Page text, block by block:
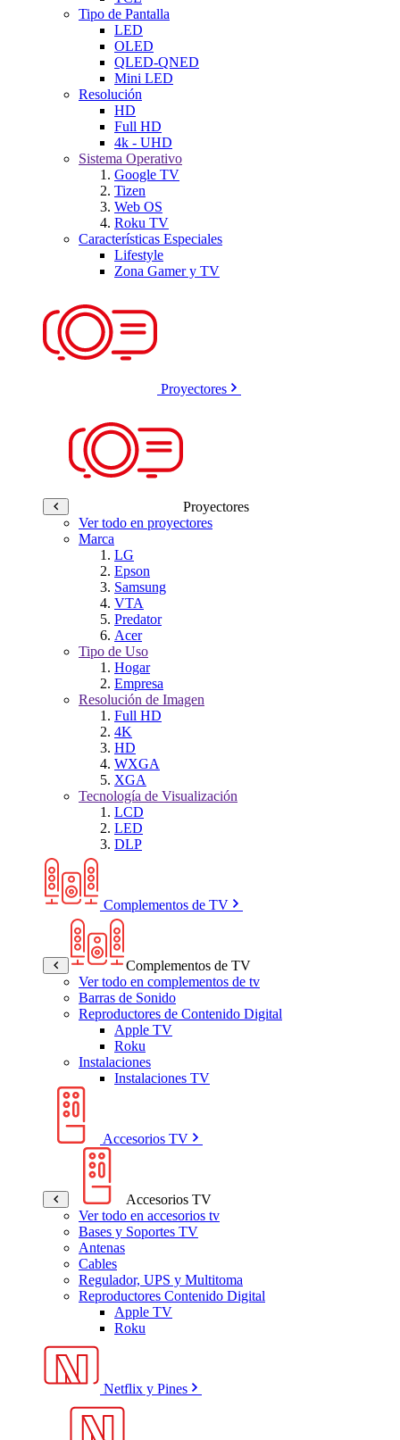
Tipo de Pantalla
LED
OLED
QLED-QNED
Mini LED
Resolución
HD
Full HD
4k - UHD
Sistema Operativo
Google TV
Tizen
Web OS
Roku TV
Características Especiales
Lifestyle
Zona Gamer y TV
Proyectores
Proyectores
Ver todo en proyectores
Marca
LG
Epson
Samsung
VTA
Predator
Acer
Tipo de Uso
Hogar
Empresa
Resolución de Imagen
Full HD
4K
HD
WXGA
XGA
Tecnología de Visualización
LCD
LED
DLP
Complementos de TV
Complementos de TV
Ver todo en complementos de tv
Barras de Sonido
Reproductores de Contenido Digital
Apple TV
Roku
Instalaciones
Instalaciones TV
Accesorios TV
Accesorios TV
Ver todo en accesorios tv
Bases y Soportes TV
Antenas
Cables
Regulador, UPS y Multitoma
Reproductores Contenido Digital
Apple TV
Roku
Netflix y Pines